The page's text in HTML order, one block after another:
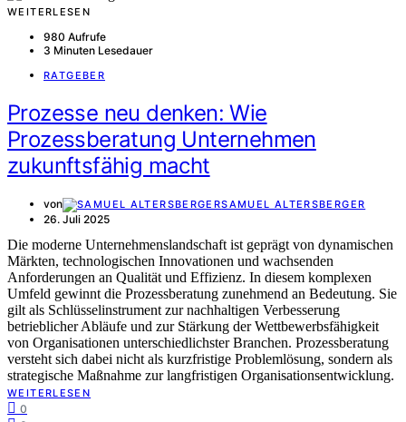
WEITERLESEN
980 Aufrufe
3 Minuten Lesedauer
RATGEBER
Prozesse neu denken: Wie
Prozessberatung Unternehmen
zukunftsfähig macht
von SAMUEL ALTERSBERGER
26. Juli 2025
Die moderne Unternehmenslandschaft ist geprägt von dynamischen
Märkten, technologischen Innovationen und wachsenden
Anforderungen an Qualität und Effizienz. In diesem komplexen
Umfeld gewinnt die Prozessberatung zunehmend an Bedeutung. Sie
gilt als Schlüsselinstrument zur nachhaltigen Verbesserung
betrieblicher Abläufe und zur Stärkung der Wettbewerbsfähigkeit
von Organisationen unterschiedlichster Branchen. Prozessberatung
versteht sich dabei nicht als kurzfristige Problemlösung, sondern als
strategische Maßnahme zur langfristigen Organisationsentwicklung.
WEITERLESEN
0